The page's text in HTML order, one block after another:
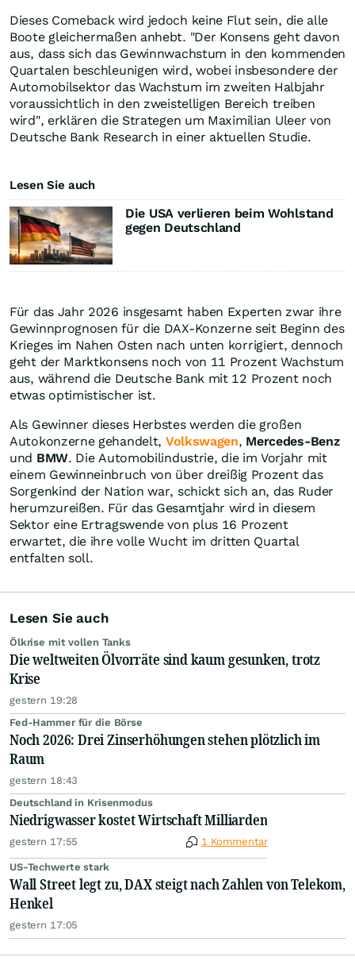
Dieses Comeback wird jedoch keine Flut sein, die alle
Boote gleichermaßen anhebt. "Der Konsens geht davon
aus, dass sich das Gewinnwachstum in den kommenden
Quartalen beschleunigen wird, wobei insbesondere der
Automobilsektor das Wachstum im zweiten Halbjahr
voraussichtlich in den zweistelligen Bereich treiben
wird", erklären die Strategen um Maximilian Uleer von
Deutsche Bank Research in einer aktuellen Studie.
Lesen Sie auch
Die USA verlieren beim Wohlstand
gegen Deutschland
Für das Jahr 2026 insgesamt haben Experten zwar ihre
Gewinnprognosen für die DAX-Konzerne seit Beginn des
Krieges im Nahen Osten nach unten korrigiert, dennoch
geht der Marktkonsens noch von 11 Prozent Wachstum
aus, während die Deutsche Bank mit 12 Prozent noch
etwas optimistischer ist.
Als Gewinner dieses Herbstes werden die großen
Autokonzerne gehandelt, Volkswagen, Mercedes-Benz
und BMW. Die Automobilindustrie, die im Vorjahr mit
einem Gewinneinbruch von über dreißig Prozent das
Sorgenkind der Nation war, schickt sich an, das Ruder
herumzureißen. Für das Gesamtjahr wird in diesem
Sektor eine Ertragswende von plus 16 Prozent
erwartet, die ihre volle Wucht im dritten Quartal
entfalten soll.
Lesen Sie auch
Ölkrise mit vollen Tanks
Die weltweiten Ölvorräte sind kaum gesunken, trotz
Krise
gestern 19:28
Fed-Hammer für die Börse
Noch 2026: Drei Zinserhöhungen stehen plötzlich im
Raum
gestern 18:43
Deutschland in Krisenmodus
Niedrigwasser kostet Wirtschaft Milliarden
gestern 17:55 1 Kommentar
US-Techwerte stark
Wall Street legt zu, DAX steigt nach Zahlen von Telekom,
Henkel
gestern 17:05